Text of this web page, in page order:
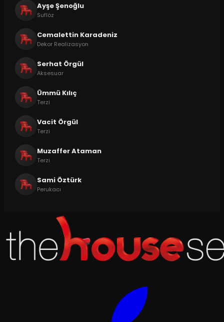
Ayşe Şenoğlu
Suflöz
Cemalettin Karadeniz
Dekor Realizasyon
Serhat Örgül
Aksesuar
Ümmü Kılıç
Terzi
Vacit Örgül
Terzi
Muzaffer Ataman
Terzi
Sami Öztürk
Perukacı